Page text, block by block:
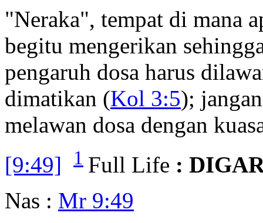
"Neraka", tempat di mana
begitu mengerikan
pengaruh dosa harus
dimatikan (Kol 3:5);
melawan dosa dengan
[9:49]
1 Full Life :
Nas : Mr 9:49